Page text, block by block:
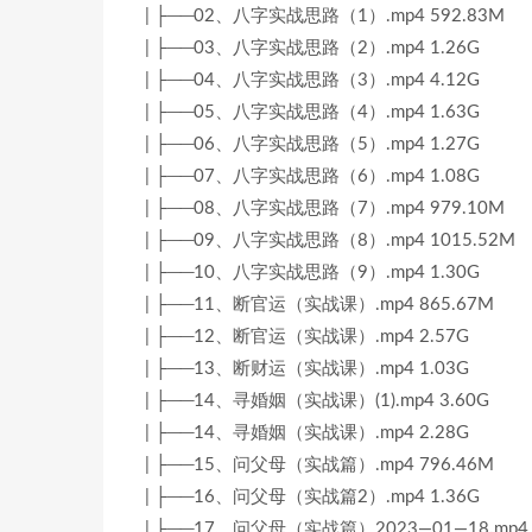
| ├──02、八字实战思路（1）.mp4 592.83M
| ├──03、八字实战思路（2）.mp4 1.26G
| ├──04、八字实战思路（3）.mp4 4.12G
| ├──05、八字实战思路（4）.mp4 1.63G
| ├──06、八字实战思路（5）.mp4 1.27G
| ├──07、八字实战思路（6）.mp4 1.08G
| ├──08、八字实战思路（7）.mp4 979.10M
| ├──09、八字实战思路（8）.mp4 1015.52M
| ├──10、八字实战思路（9）.mp4 1.30G
| ├──11、断官运（实战课）.mp4 865.67M
| ├──12、断官运（实战课）.mp4 2.57G
| ├──13、断财运（实战课）.mp4 1.03G
| ├──14、寻婚姻（实战课）(1).mp4 3.60G
| ├──14、寻婚姻（实战课）.mp4 2.28G
| ├──15、问父母（实战篇）.mp4 796.46M
| ├──16、问父母（实战篇2）.mp4 1.36G